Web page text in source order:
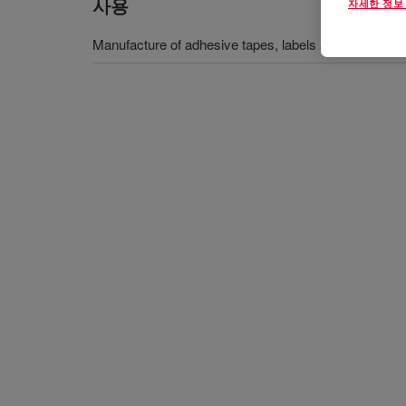
Manufacture of adhesive tapes, labels and transfer